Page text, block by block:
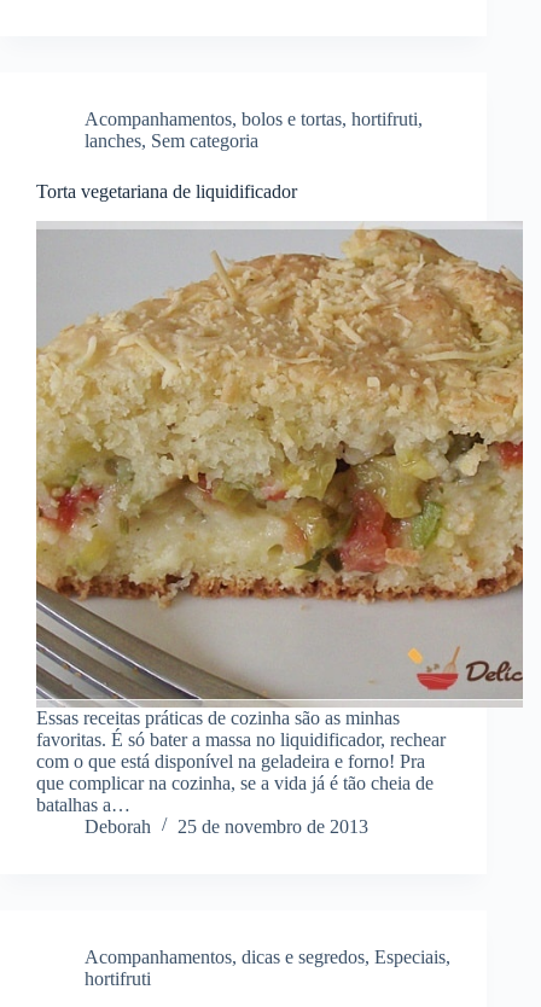
Acompanhamentos, bolos e tortas, hortifruti,
lanches, Sem categoria
Torta vegetariana de liquidificador
Essas receitas práticas de cozinha são as minhas
favoritas. É só bater a massa no liquidificador, rechear
com o que está disponível na geladeira e forno! Pra
que complicar na cozinha, se a vida já é tão cheia de
batalhas a…
Deborah
25 de novembro de 2013
Acompanhamentos, dicas e segredos, Especiais,
hortifruti